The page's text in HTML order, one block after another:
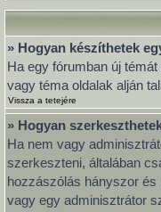
» Hogyan készíthetek
Ha egy fórumban új
vagy téma oldalak alján
Vissza a tetejére
» Hogyan
Ha nem vagy
szerkeszteni, általában
hozzászólás hányszor és
vagy egy adminisztrátor